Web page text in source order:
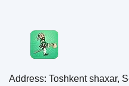
Address: Toshkent shaxar,